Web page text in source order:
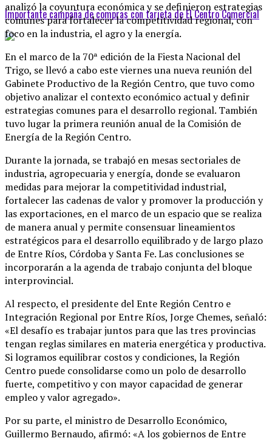
Importante campaña de compras con tarjeta de El Centro Comercial
analizó la coyuntura económica y se definieron estrategias
comunes para fortalecer la competitividad regional, con
foco en la industria, el agro y la energía.
En el marco de la 70ª edición de la Fiesta Nacional del
Trigo, se llevó a cabo este viernes una nueva reunión del
Gabinete Productivo de la Región Centro, que tuvo como
objetivo analizar el contexto económico actual y definir
estrategias comunes para el desarrollo regional. También
tuvo lugar la primera reunión anual de la Comisión de
Energía de la Región Centro.
Durante la jornada, se trabajó en mesas sectoriales de
industria, agropecuaria y energía, donde se evaluaron
medidas para mejorar la competitividad industrial,
fortalecer las cadenas de valor y promover la producción y
las exportaciones, en el marco de un espacio que se realiza
de manera anual y permite consensuar lineamientos
estratégicos para el desarrollo equilibrado y de largo plazo
de Entre Ríos, Córdoba y Santa Fe. Las conclusiones se
incorporarán a la agenda de trabajo conjunta del bloque
interprovincial.
Al respecto, el presidente del Ente Región Centro e
Integración Regional por Entre Ríos, Jorge Chemes, señaló:
«El desafío es trabajar juntos para que las tres provincias
tengan reglas similares en materia energética y productiva.
Si logramos equilibrar costos y condiciones, la Región
Centro puede consolidarse como un polo de desarrollo
fuerte, competitivo y con mayor capacidad de generar
empleo y valor agregado».
Por su parte, el ministro de Desarrollo Económico,
Guillermo Bernaudo, afirmó: «A los gobiernos de Entre